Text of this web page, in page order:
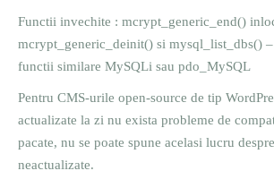
Functii invechite : mcrypt_generic_end()
mcrypt_generic_deinit() si mysql_list_dbs()
functii similare MySQLi sau pdo_MySQL
Pentru CMS-urile open-source de tip
actualizate la zi nu exista probleme de
pacate, nu se poate spune acelasi lucru
neactualizate.